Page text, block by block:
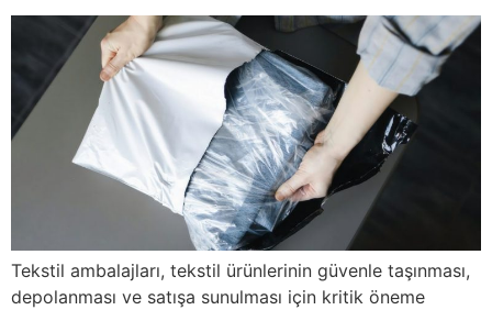
Tekstil ambalajları, tekstil ürünlerinin güvenle taşınması,
depolanması ve satışa sunulması için kritik öneme